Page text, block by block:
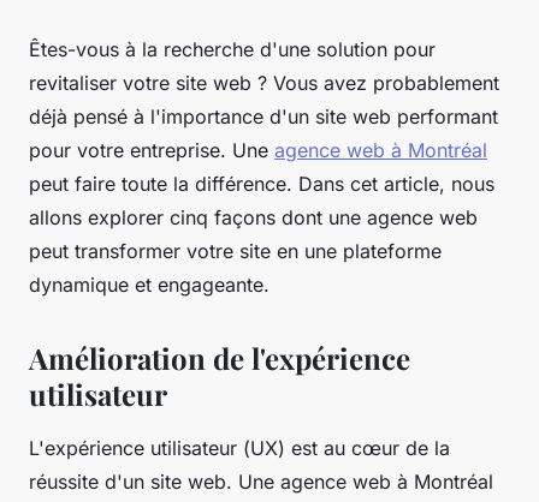
Êtes-vous à la recherche d'une solution pour
revitaliser votre site web ? Vous avez probablement
déjà pensé à l'importance d'un site web performant
pour votre entreprise. Une agence web à Montréal
peut faire toute la différence. Dans cet article, nous
allons explorer cinq façons dont une agence web
peut transformer votre site en une plateforme
dynamique et engageante.
Amélioration de l'expérience
utilisateur
L'expérience utilisateur (UX) est au cœur de la
réussite d'un site web. Une agence web à Montréal